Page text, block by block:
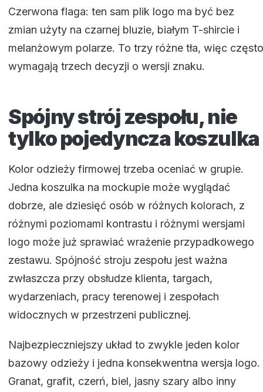
Czerwona flaga: ten sam plik logo ma być bez
zmian użyty na czarnej bluzie, białym T-shircie i
melanżowym polarze. To trzy różne tła, więc często
wymagają trzech decyzji o wersji znaku.
Spójny strój zespołu, nie
tylko pojedyncza koszulka
Kolor odzieży firmowej trzeba oceniać w grupie.
Jedna koszulka na mockupie może wyglądać
dobrze, ale dziesięć osób w różnych kolorach, z
różnymi poziomami kontrastu i różnymi wersjami
logo może już sprawiać wrażenie przypadkowego
zestawu. Spójność stroju zespołu jest ważna
zwłaszcza przy obsłudze klienta, targach,
wydarzeniach, pracy terenowej i zespołach
widocznych w przestrzeni publicznej.
Najbezpieczniejszy układ to zwykle jeden kolor
bazowy odzieży i jedna konsekwentna wersja logo.
Granat, grafit, czerń, biel, jasny szary albo inny